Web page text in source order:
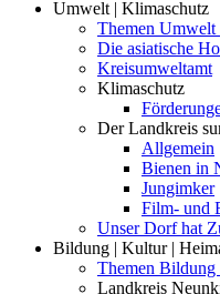
Umwelt | Klimaschutz
Themen
Die asiatische
Kreisumweltamt
Klimaschutz
Der Landkreis
Allgemein
Bienen in
Jungimker
Film- und
Unser Dorf hat
Bildung | Kultur |
Themen
Landkreis